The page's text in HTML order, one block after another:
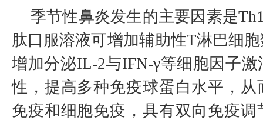
季节性鼻炎发生的主要因素是
肽口服溶液可增加辅助性T淋巴细
增加分泌IL-2与IFN-γ等细胞因子
性，提高多种免疫球蛋白水平，从
免疫和细胞免疫，具有双向免疫